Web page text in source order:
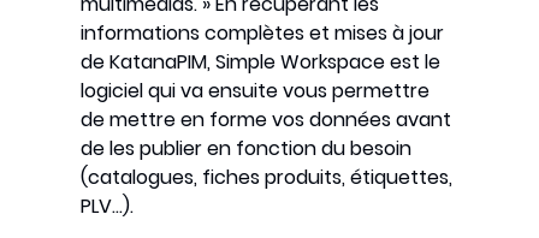
informations complètes et mises à jour
de KatanaPIM, Simple Workspace est le
logiciel qui va ensuite vous permettre
de mettre en forme vos données avant
de les publier en fonction du besoin
(catalogues, fiches produits, étiquettes,
PLV…).